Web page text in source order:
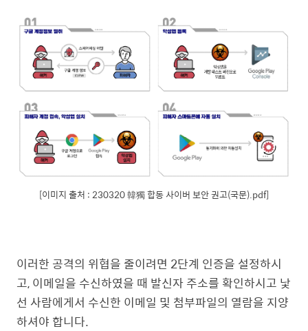
[이미지 출처 : 230320 韓獨 합동 사이버 보안 권고(국문).pdf]
이러한 공격의 위협을 줄이려면 2단계 인증을 설정하시
고, 이메일을 수신하였을 때 발신자 주소를 확인하시고 낯
선 사람에게서 수신한 이메일 및 첨부파일의 열람을 지양
하셔야 합니다.